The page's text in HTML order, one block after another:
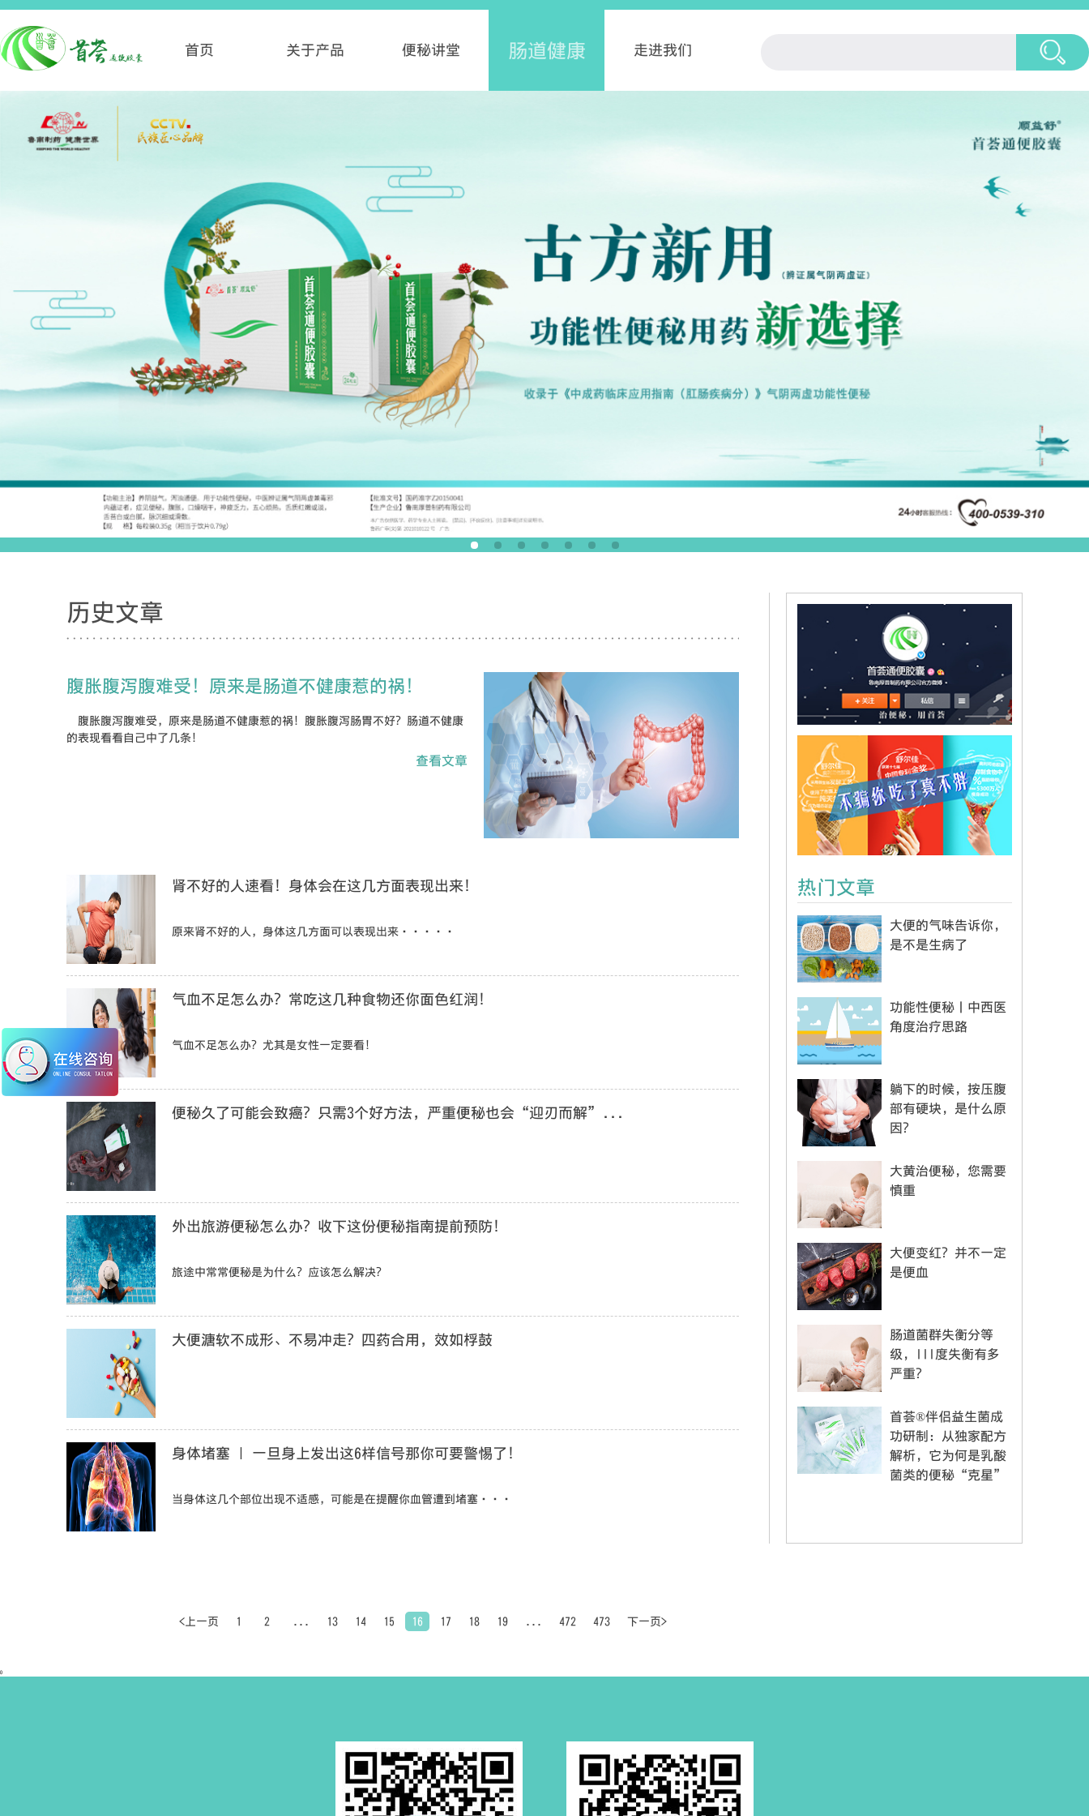
首页 关于产品 便秘讲堂 肠道健康 走进我们
历史文章
腹胀腹泻腹难受！原来是肠道不健康惹的祸！
腹胀腹泻腹难受，原来是肠道不健康惹的祸！腹胀腹泻肠胃不好？肠道不健康
的表现看看自己中了几条！
查看文章
肾不好的人速看！身体会在这几方面表现出来！
原来肾不好的人，身体这几方面可以表现出来·····
气血不足怎么办？常吃这几种食物还你面色红润！
气血不足怎么办？尤其是女性一定要看！
便秘久了可能会致癌？只需3个好方法，严重便秘也会“迎刃而解”...
外出旅游便秘怎么办？收下这份便秘指南提前预防！
旅途中常常便秘是为什么？应该怎么解决？
大便溏软不成形、不易冲走？四药合用，效如桴鼓
身体堵塞 | 一旦身上发出这6样信号那你可要警惕了！
当身体这几个部位出现不适感，可能是在提醒你血管遭到堵塞···
热门文章
大便的气味告诉你，
是不是生病了
功能性便秘丨中西医
角度治疗思路
躺下的时候，按压腹
部有硬块，是什么原
因？
大黄治便秘，您需要
慎重
大便变红？并不一定
是便血
肠道菌群失衡分等
级，III度失衡有多
严重？
首荟®伴侣益生菌成
功研制：从独家配方
解析，它为何是乳酸
菌类的便秘“克星”
<上一页 1 2 ... 13 14 15 16 17 18 19 ... 472 473 下一页>
0